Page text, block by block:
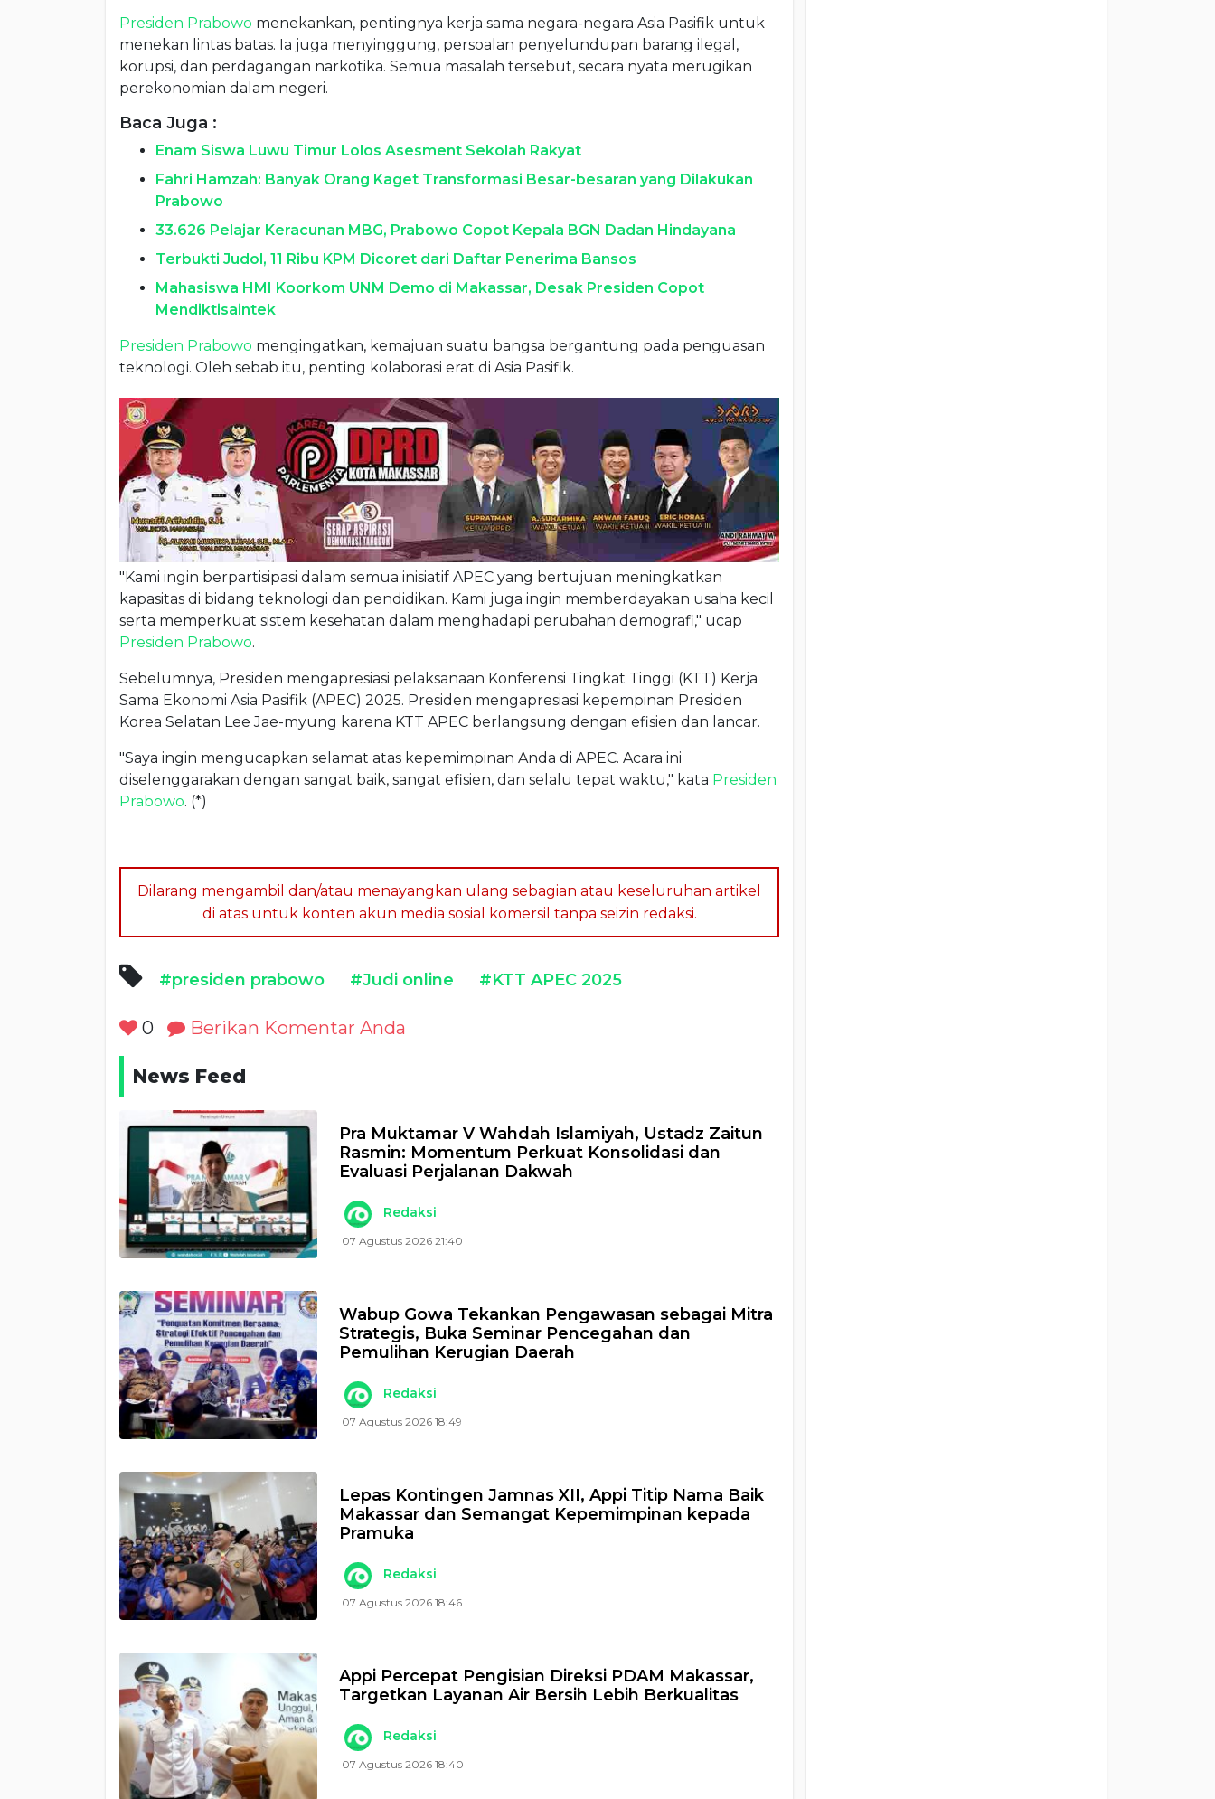
Presiden Prabowo menekankan, pentingnya kerja sama negara-negara Asia Pasifik untuk
menekan lintas batas. Ia juga menyinggung, persoalan penyelundupan barang ilegal,
korupsi, dan perdagangan narkotika. Semua masalah tersebut, secara nyata merugikan
perekonomian dalam negeri.
Baca Juga :
Enam Siswa Luwu Timur Lolos Asesment Sekolah Rakyat
Fahri Hamzah: Banyak Orang Kaget Transformasi Besar-besaran yang Dilakukan
Prabowo
33.626 Pelajar Keracunan MBG, Prabowo Copot Kepala BGN Dadan Hindayana
Terbukti Judol, 11 Ribu KPM Dicoret dari Daftar Penerima Bansos
Mahasiswa HMI Koorkom UNM Demo di Makassar, Desak Presiden Copot
Mendiktisaintek
Presiden Prabowo mengingatkan, kemajuan suatu bangsa bergantung pada penguasan
teknologi. Oleh sebab itu, penting kolaborasi erat di Asia Pasifik.
"Kami ingin berpartisipasi dalam semua inisiatif APEC yang bertujuan meningkatkan
kapasitas di bidang teknologi dan pendidikan. Kami juga ingin memberdayakan usaha kecil
serta memperkuat sistem kesehatan dalam menghadapi perubahan demografi," ucap
Presiden Prabowo.
Sebelumnya, Presiden mengapresiasi pelaksanaan Konferensi Tingkat Tinggi (KTT) Kerja
Sama Ekonomi Asia Pasifik (APEC) 2025. Presiden mengapresiasi kepempinan Presiden
Korea Selatan Lee Jae-myung karena KTT APEC berlangsung dengan efisien dan lancar.
"Saya ingin mengucapkan selamat atas kepemimpinan Anda di APEC. Acara ini
diselenggarakan dengan sangat baik, sangat efisien, dan selalu tepat waktu," kata Presiden
Prabowo. (*)
Dilarang mengambil dan/atau menayangkan ulang sebagian atau keseluruhan artikel
di atas untuk konten akun media sosial komersil tanpa seizin redaksi.
#presiden prabowo #Judi online #KTT APEC 2025
0 Berikan Komentar Anda
News Feed
Pra Muktamar V Wahdah Islamiyah, Ustadz Zaitun
Rasmin: Momentum Perkuat Konsolidasi dan
Evaluasi Perjalanan Dakwah
Redaksi
07 Agustus 2026 21:40
Wabup Gowa Tekankan Pengawasan sebagai Mitra
Strategis, Buka Seminar Pencegahan dan
Pemulihan Kerugian Daerah
Redaksi
07 Agustus 2026 18:49
Lepas Kontingen Jamnas XII, Appi Titip Nama Baik
Makassar dan Semangat Kepemimpinan kepada
Pramuka
Redaksi
07 Agustus 2026 18:46
Appi Percepat Pengisian Direksi PDAM Makassar,
Targetkan Layanan Air Bersih Lebih Berkualitas
Redaksi
07 Agustus 2026 18:40